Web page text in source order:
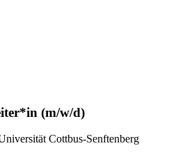
(m/w/d)
Cottbus-Senftenberg